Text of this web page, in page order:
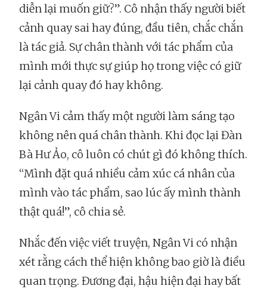
diễn lại muốn giữ?”. Cô nhận thấy người biết
cảnh quay sai hay đúng, đầu tiên, chắc chắn
là tác giả. Sự chân thành với tác phẩm của
mình mới thực sự giúp họ trong việc có giữ
lại cảnh quay đó hay không.
Ngân Vi cảm thấy một người làm sáng tạo
không nên quá chân thành. Khi đọc lại Đàn
Bà Hư Ảo, cô luôn có chút gì đó không thích.
“Mình đặt quá nhiều cảm xúc cá nhân của
mình vào tác phẩm, sao lúc ấy mình thành
thật quá!”, cô chia sẻ.
Nhắc đến việc viết truyện, Ngân Vi có nhận
xét rằng cách thể hiện không bao giờ là điều
quan trọng. Đương đại, hậu hiện đại hay bất